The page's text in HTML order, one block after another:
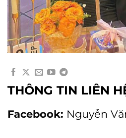
THÔNG TIN LIÊN
Facebook: Nguyễn